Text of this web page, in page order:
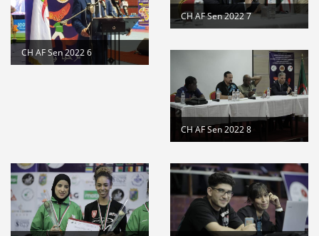
CH AF Sen 2022 6
CH AF Sen 2022 7
CH AF Sen 2022 8